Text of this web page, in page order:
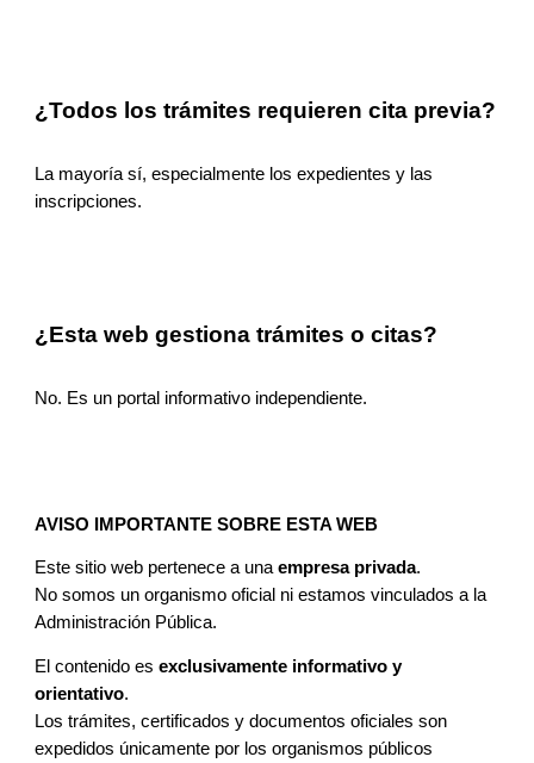
¿Todos los trámites requieren cita previa?
La mayoría sí, especialmente los expedientes y las
inscripciones.
¿Esta web gestiona trámites o citas?
No. Es un portal informativo independiente.
AVISO IMPORTANTE SOBRE ESTA WEB
Este sitio web pertenece a unaempresa privada.
No somos un organismo oficial ni estamos vinculados a la
Administración Pública.
El contenido esexclusivamente informativo y
orientativo.
Los trámites, certificados y documentos oficiales son
expedidos únicamente por los organismos públicos